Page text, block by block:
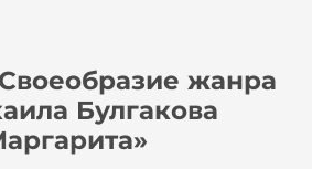
жанра
Булгакова